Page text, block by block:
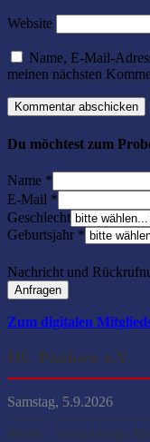
Website
Name, E-Mail-
meinen nächsten
Du möchtest zum
Name *
E-Mail *
Geschlecht
Geburtsjahr *
Nachricht und
Anfragen
Zum digitalen
HC Pankow e.V.
Samstag, 5.9.2026
Berlin - Verbandsliga